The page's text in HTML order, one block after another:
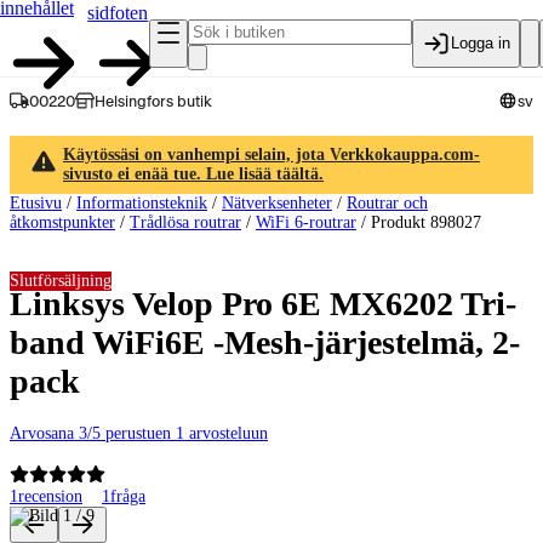
innehållet
sidfoten
Logga in
00220 Helsingfors butik sv
Käytössäsi on vanhempi selain, jota Verkkokauppa.com-
sivusto ei enää tue. Lue lisää täältä.
Etusivu / Informationsteknik / Nätverksenheter / Routrar och
åtkomstpunkter / Trådlösa routrar / WiFi 6-routrar / Produkt 898027
Linksys Velop Pro 6E MX6202 Tri-
band WiFi6E -Mesh-järjestelmä, 2-
pack
Arvosana 3/5 perustuen 1 arvosteluun
1recension 1fråga
Slutförsäljning